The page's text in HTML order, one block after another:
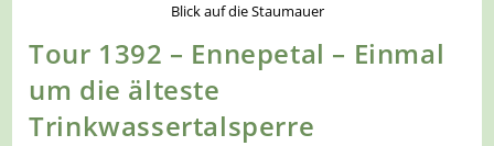
Blick auf die Staumauer
Tour 1392 – Ennepetal – Einmal
um die älteste
Trinkwassertalsperre